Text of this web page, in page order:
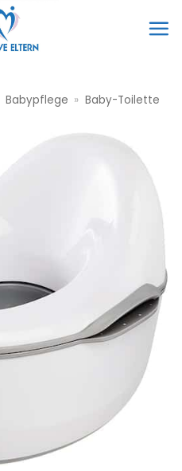
Babypflege » Baby-Toilette